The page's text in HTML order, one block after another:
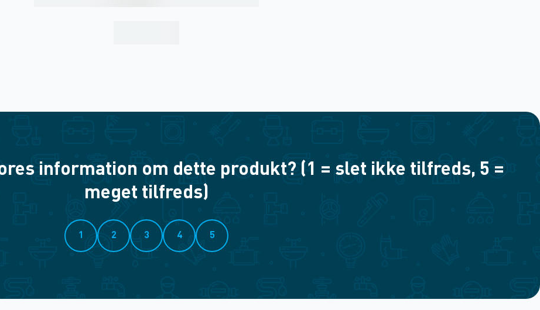
information om dette produkt? (1 = slet ikke tilfreds, 5 =
meget tilfreds)
1 2 3 4 5